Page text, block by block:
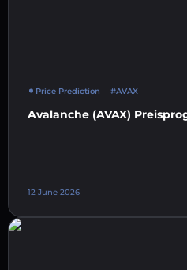
Price Prediction #AVAX
Avalanche (AVAX)
12 June 2026